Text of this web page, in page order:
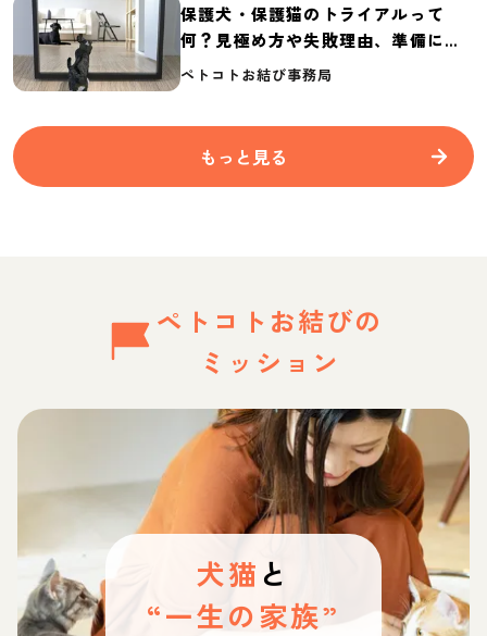
保護犬・保護猫のトライアルって
何？見極め方や失敗理由、準備に必
要なものを紹介
ペトコトお結び事務局
もっと見る
ペトコトお結びの
ミッション
犬猫 と
“一生の家族”